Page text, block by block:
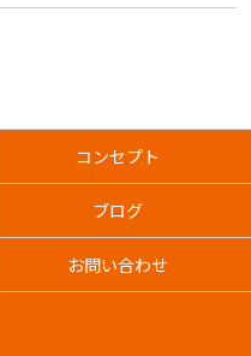
コンセプト
ブログ
お問い合わせ